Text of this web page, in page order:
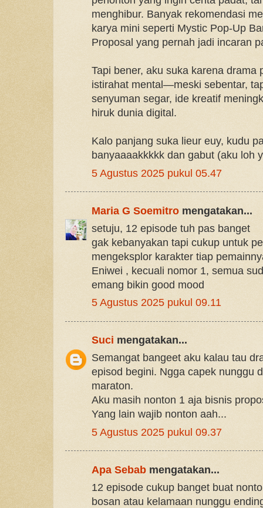
menghibur. Banyak rekomendasi
karya mini seperti Mystic Pop-Up
Proposal yang pernah jadi incaran
Tapi bener, aku suka karena drama
istirahat mental—meski sebentar,
senyuman segar, ide kreatif
hiruk dunia digital.
Kalo panjang suka lieur euy, kudu
banyaaaakkkkk dan gabut (aku loh
5 Agustus 2025 pukul 05.47
Maria G Soemitro mengatakan...
setuju, 12 episode tuh pas banget
gak kebanyakan tapi cukup untuk
mengeksplor karakter tiap
Eniwei , kecuali nomor 1, semua
emang bikin good mood
5 Agustus 2025 pukul 09.11
Suci mengatakan...
Semangat bangeet aku kalau tau
episod begini. Ngga capek nunggu
maraton.
Aku masih nonton 1 aja bisnis
Yang lain wajib nonton aah...
5 Agustus 2025 pukul 09.37
Apa Sebab mengatakan...
12 episode cukup banget buat
bosan atau kelamaan nunggu